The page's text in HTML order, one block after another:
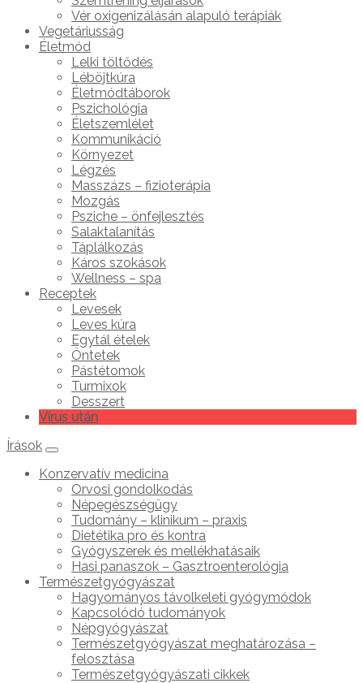
Vér oxigenizálásán alapuló terápiák
Vegetáriusság
Életmód
Lelki töltődés
Léböjtkúra
Életmódtáborok
Pszichológia
Életszemlélet
Kommunikáció
Környezet
Légzés
Masszázs – fizioterápia
Mozgás
Psziche – önfejlesztés
Salaktalanítás
Táplálkozás
Káros szokások
Wellness – spa
Receptek
Levesek
Leves kúra
Egytál ételek
Öntetek
Pástétomok
Turmixok
Desszert
Vírus után
Írások
Konzervatív medicina
Orvosi gondolkodás
Népegészségügy
Tudomány – klinikum – praxis
Dietétika pro és kontra
Gyógyszerek és mellékhatásaik
Hasi panaszok – Gasztroenterológia
Természetgyógyászat
Hagyományos távolkeleti gyógymódok
Kapcsolódó tudományok
Népgyógyászat
Természetgyógyászat meghatározása –
felosztása
Természetgyógyászati cikkek